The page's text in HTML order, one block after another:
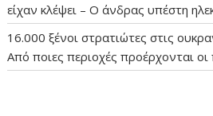
είχαν κλέψει – Ο άνδρας υπέστη
16.000 ξένοι στρατιώτες στις
Από ποιες περιοχές προέρχονται οι